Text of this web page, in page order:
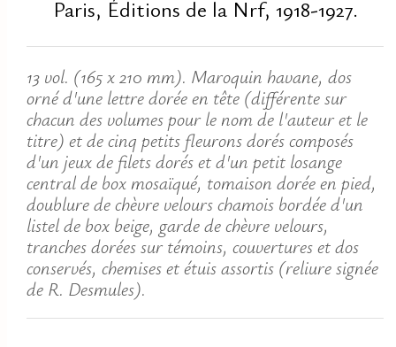
Paris, Éditions de la Nrf, 1918-1927.
13 vol. (165 x 210 mm). Maroquin havane, dos
orné d'une lettre dorée en tête (différente sur
chacun des volumes pour le nom de l'auteur et le
titre) et de cinq petits fleurons dorés composés
d'un jeux de filets dorés et d'un petit losange
central de box mosaïqué, tomaison dorée en pied,
doublure de chèvre velours chamois bordée d'un
listel de box beige, garde de chèvre velours,
tranches dorées sur témoins, couvertures et dos
conservés, chemises et étuis assortis (reliure signée
de R. Desmules).